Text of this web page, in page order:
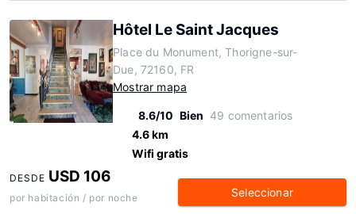
Hôtel Le Saint Jacques
Place du Monument, Thorigne-sur-
Due, 72160, FR
Mostrar mapa
8.6/10 Bien 49 comentarios
4.6 km
Wifi gratis
DESDE USD 106
por habitación / por noche Seleccionar